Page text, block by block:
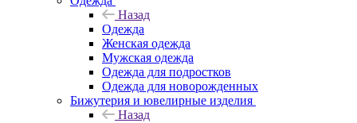
Назад
Одежда
Женская одежда
Мужская одежда
Одежда для подростков
Одежда для новорожденных
Бижутерия и ювелирные изделия
Назад